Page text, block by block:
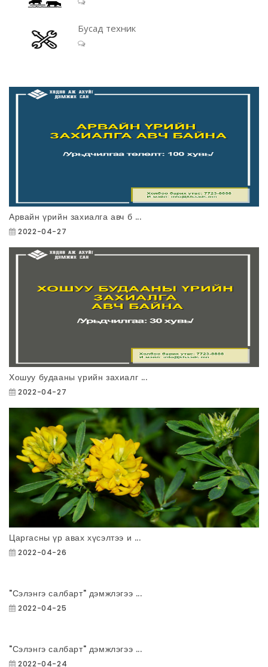
Бусад техник
Арвайн үрийн захиалга авч б ...
2022-04-27
Хошуу будааны үрийн захиалг ...
2022-04-27
Царгасны үр авах хүсэлтээ и ...
2022-04-26
"Сэлэнгэ салбарт" дэмжлэгээ ...
2022-04-25
"Сэлэнгэ салбарт" дэмжлэгээ ...
2022-04-24